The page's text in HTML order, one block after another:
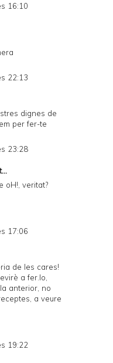
16:10
22:13
dignes de
per fer-te
23:28
oH!, veritat?
17:06
de les cares!
a fer.lo,
anterior, no
a veure
19:22